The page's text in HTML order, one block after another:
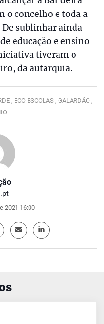
2021 16:00
o concelho e toda a
sublinhar ainda
educação e ensino
tiveram o
da autarquia.
, ECO ESCOLAS , GALARDÃO ,